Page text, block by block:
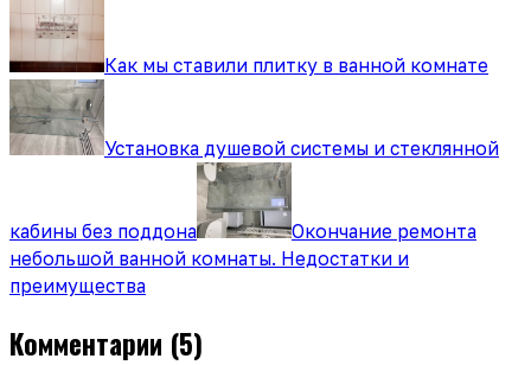
Как мы ставили плитку в ванной комнате
Установка душевой системы и стеклянной
кабины без поддона
Окончание ремонта
небольшой ванной комнаты. Недостатки и
преимущества
Комментарии (5)